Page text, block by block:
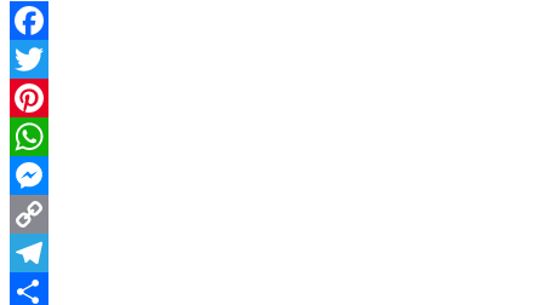
Facebook
Twitter
Pinterest
WhatsApp
Messenger
Copy
Link
Telegram